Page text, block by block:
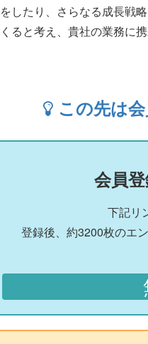
したり、さらなる成長戦
ると考え、貴社の業務に
この先は会
会員
下記リ
登録後、約3200枚のエ